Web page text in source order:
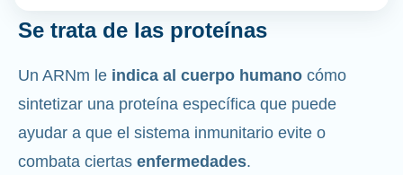
Se trata de las proteínas
Un ARNm le indica al cuerpo humano cómo
sintetizar una proteína específica que puede
ayudar a que el sistema inmunitario evite o
combata ciertas enfermedades.